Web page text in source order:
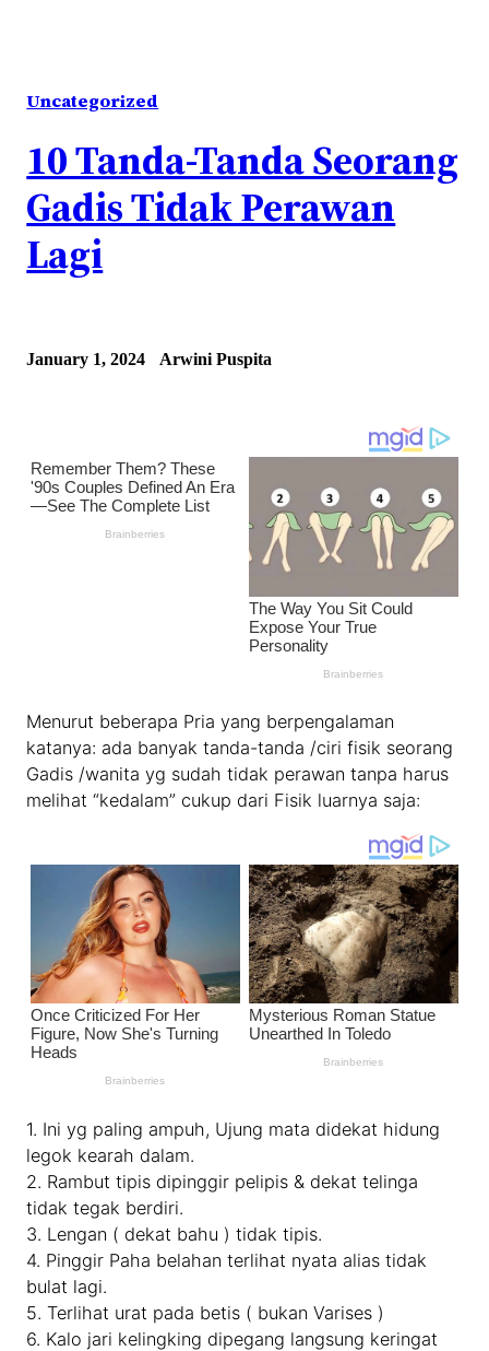
Uncategorized
10 Tanda-Tanda Seorang
Gadis Tidak Perawan
Lagi
January 1, 2024 Arwini Puspita
Menurut beberapa Pria yang berpengalaman
katanya: ada banyak tanda-tanda /ciri fisik seorang
Gadis /wanita yg sudah tidak perawan tanpa harus
melihat “kedalam” cukup dari Fisik luarnya saja:
1. Ini yg paling ampuh, Ujung mata didekat hidung
legok kearah dalam.
2. Rambut tipis dipinggir pelipis & dekat telinga
tidak tegak berdiri.
3. Lengan ( dekat bahu ) tidak tipis.
4. Pinggir Paha belahan terlihat nyata alias tidak
bulat lagi.
5. Terlihat urat pada betis ( bukan Varises )
6. Kalo jari kelingking dipegang langsung keringat